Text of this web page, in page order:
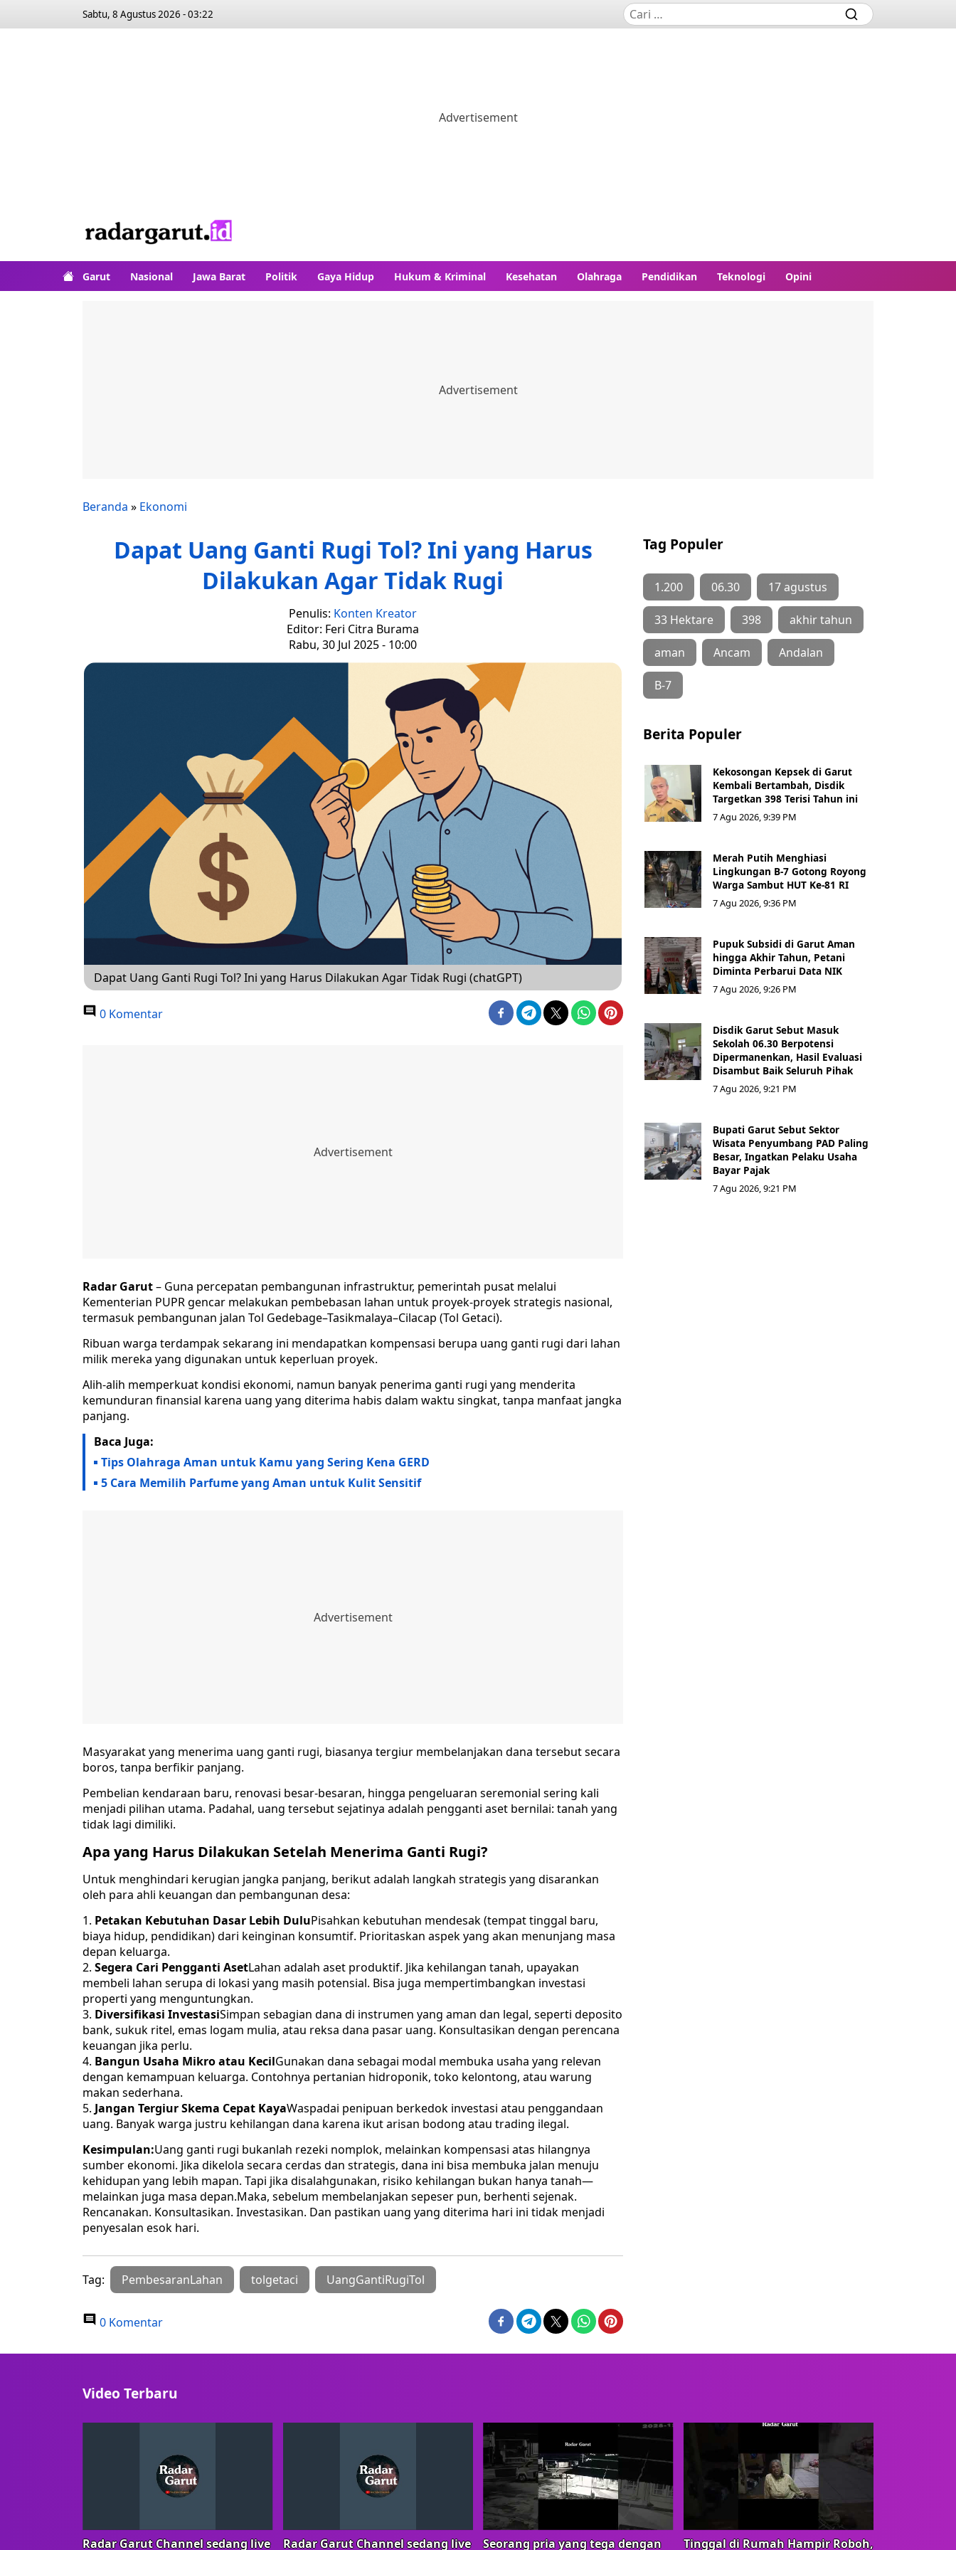
Sabtu, 8 Agustus 2026 - 03:22
Garut Nasional Jawa Barat Politik Gaya Hidup Hukum & Kriminal Kesehatan Olahraga Pendidikan Teknologi Opini
Beranda » Ekonomi
Dapat Uang Ganti Rugi Tol? Ini yang Harus
Dilakukan Agar Tidak Rugi
Penulis: Konten Kreator
Editor: Feri Citra Burama
Rabu, 30 Jul 2025 - 10:00
Dapat Uang Ganti Rugi Tol? Ini yang Harus Dilakukan Agar Tidak Rugi (chatGPT)
0 Komentar
Radar Garut– Guna percepatan pembangunan infrastruktur, pemerintah pusat melalui
Kementerian PUPR gencar melakukan pembebasan lahan untuk proyek-proyek strategis nasional,
termasuk pembangunan jalan Tol Gedebage–Tasikmalaya–Cilacap (Tol Getaci).
Ribuan warga terdampak sekarang ini mendapatkan kompensasi berupa uang ganti rugi dari lahan
milik mereka yang digunakan untuk keperluan proyek.
Alih-alih memperkuat kondisi ekonomi, namun banyak penerima ganti rugi yang menderita
kemunduran finansial karena uang yang diterima habis dalam waktu singkat, tanpa manfaat jangka
panjang.
Baca Juga:
Tips Olahraga Aman untuk Kamu yang Sering Kena GERD
5 Cara Memilih Parfume yang Aman untuk Kulit Sensitif
Masyarakat yang menerima uang ganti rugi, biasanya tergiur membelanjakan dana tersebut secara
boros, tanpa berfikir panjang.
Pembelian kendaraan baru, renovasi besar-besaran, hingga pengeluaran seremonial sering kali
menjadi pilihan utama. Padahal, uang tersebut sejatinya adalah pengganti aset bernilai: tanah yang
tidak lagi dimiliki.
Apa yang Harus Dilakukan Setelah Menerima Ganti Rugi?
Untuk menghindari kerugian jangka panjang, berikut adalah langkah strategis yang disarankan
oleh para ahli keuangan dan pembangunan desa:
Petakan Kebutuhan Dasar Lebih DuluPisahkan kebutuhan mendesak (tempat tinggal baru,
biaya hidup, pendidikan) dari keinginan konsumtif. Prioritaskan aspek yang akan menunjang masa
depan keluarga.
Segera Cari Pengganti AsetLahan adalah aset produktif. Jika kehilangan tanah, upayakan
membeli lahan serupa di lokasi yang masih potensial. Bisa juga mempertimbangkan investasi
properti yang menguntungkan.
Diversifikasi InvestasiSimpan sebagian dana di instrumen yang aman dan legal, seperti deposito
bank, sukuk ritel, emas logam mulia, atau reksa dana pasar uang. Konsultasikan dengan perencana
keuangan jika perlu.
Bangun Usaha Mikro atau KecilGunakan dana sebagai modal membuka usaha yang relevan
dengan kemampuan keluarga. Contohnya pertanian hidroponik, toko kelontong, atau warung
makan sederhana.
Jangan Tergiur Skema Cepat KayaWaspadai penipuan berkedok investasi atau penggandaan
uang. Banyak warga justru kehilangan dana karena ikut arisan bodong atau trading ilegal.
Kesimpulan:Uang ganti rugi bukanlah rezeki nomplok, melainkan kompensasi atas hilangnya
sumber ekonomi. Jika dikelola secara cerdas dan strategis, dana ini bisa membuka jalan menuju
kehidupan yang lebih mapan. Tapi jika disalahgunakan, risiko kehilangan bukan hanya tanah—
melainkan juga masa depan.Maka, sebelum membelanjakan sepeser pun, berhenti sejenak.
Rencanakan. Konsultasikan. Investasikan. Dan pastikan uang yang diterima hari ini tidak menjadi
penyesalan esok hari.
Tag: PembesaranLahan tolgetaci UangGantiRugiTol
0 Komentar
Tag Populer
1.200 06.30 17 agustus
33 Hektare 398 akhir tahun
aman Ancam Andalan
B-7
Berita Populer
Kekosongan Kepsek di Garut
Kembali Bertambah, Disdik
Targetkan 398 Terisi Tahun ini
7 Agu 2026, 9:39 PM
Merah Putih Menghiasi
Lingkungan B-7 Gotong Royong
Warga Sambut HUT Ke-81 RI
7 Agu 2026, 9:36 PM
Pupuk Subsidi di Garut Aman
hingga Akhir Tahun, Petani
Diminta Perbarui Data NIK
7 Agu 2026, 9:26 PM
Disdik Garut Sebut Masuk
Sekolah 06.30 Berpotensi
Dipermanenkan, Hasil Evaluasi
Disambut Baik Seluruh Pihak
7 Agu 2026, 9:21 PM
Bupati Garut Sebut Sektor
Wisata Penyumbang PAD Paling
Besar, Ingatkan Pelaku Usaha
Bayar Pajak
7 Agu 2026, 9:21 PM
Video Terbaru
Radar Garut Channel sedang live Radar Garut Channel sedang live Seorang pria yang tega dengan Tinggal di Rumah Hampir Roboh,